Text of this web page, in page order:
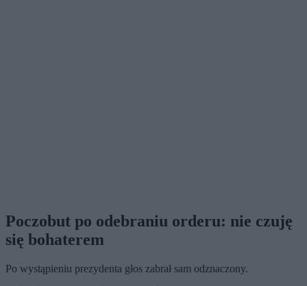
Poczobut po odebraniu orderu: nie czuję
się bohaterem
Po wystąpieniu prezydenta głos zabrał sam odznaczony.